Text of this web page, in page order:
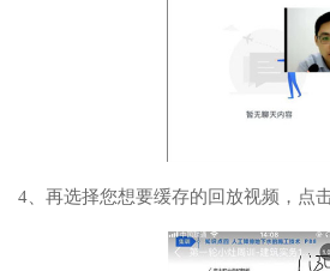
4、再选择您想要缓存的回放视频，点